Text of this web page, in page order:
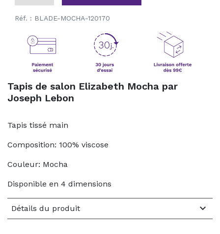
Réf. : BLADE-MOCHA-120170
Tapis de salon Elizabeth Mocha par
Joseph Lebon
Tapis tissé main
Composition: 100% viscose
Couleur: Mocha
Disponible en 4 dimensions
Détails du produit 